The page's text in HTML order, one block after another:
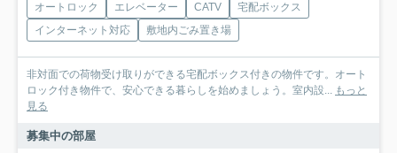
オートロック エレベーター CATV
宅配ボックス
インターネット対応
敷地内ごみ置き場
非対面での荷物受け取りができる宅配ボックス付きの物件です。オート
ロック付き物件で、安心できる暮らしを始めましょう。室内設... もっと
見る
募集中の部屋